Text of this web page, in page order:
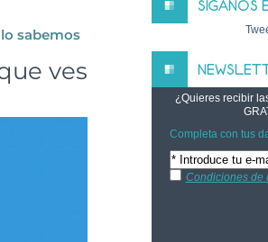
sabemos
ves
¿Quieres recibir
Completa con tus
Condiciones de